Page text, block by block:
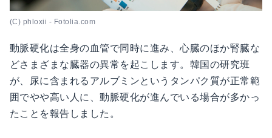
(C) phloxii - Fotolia.com
動脈硬化は全身の血管で同時に進み、心臓のほか腎臓な
どさまざまな臓器の異常を起こします。韓国の研究班
が、尿に含まれるアルブミンというタンパク質が正常範
囲でやや高い人に、動脈硬化が進んでいる場合が多かっ
たことを報告しました。